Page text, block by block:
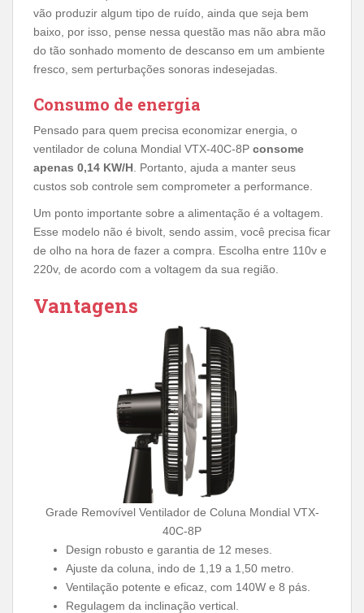
vão produzir algum tipo de ruído, ainda que seja bem
baixo, por isso, pense nessa questão mas não abra mão
do tão sonhado momento de descanso em um ambiente
fresco, sem perturbações sonoras indesejadas.
Consumo de energia
Pensado para quem precisa economizar energia, o
ventilador de coluna Mondial VTX-40C-8P consome
apenas 0,14 KW/H . Portanto, ajuda a manter seus
custos sob controle sem comprometer a performance.
Um ponto importante sobre a alimentação é a voltagem.
Esse modelo não é bivolt, sendo assim, você precisa ficar
de olho na hora de fazer a compra. Escolha entre 110v e
220v, de acordo com a voltagem da sua região.
Vantagens
Grade Removível Ventilador de Coluna Mondial VTX-
40C-8P
Design robusto e garantia de 12 meses.
Ajuste da coluna, indo de 1,19 a 1,50 metro.
Ventilação potente e eficaz, com 140W e 8 pás.
Regulagem da inclinação vertical.